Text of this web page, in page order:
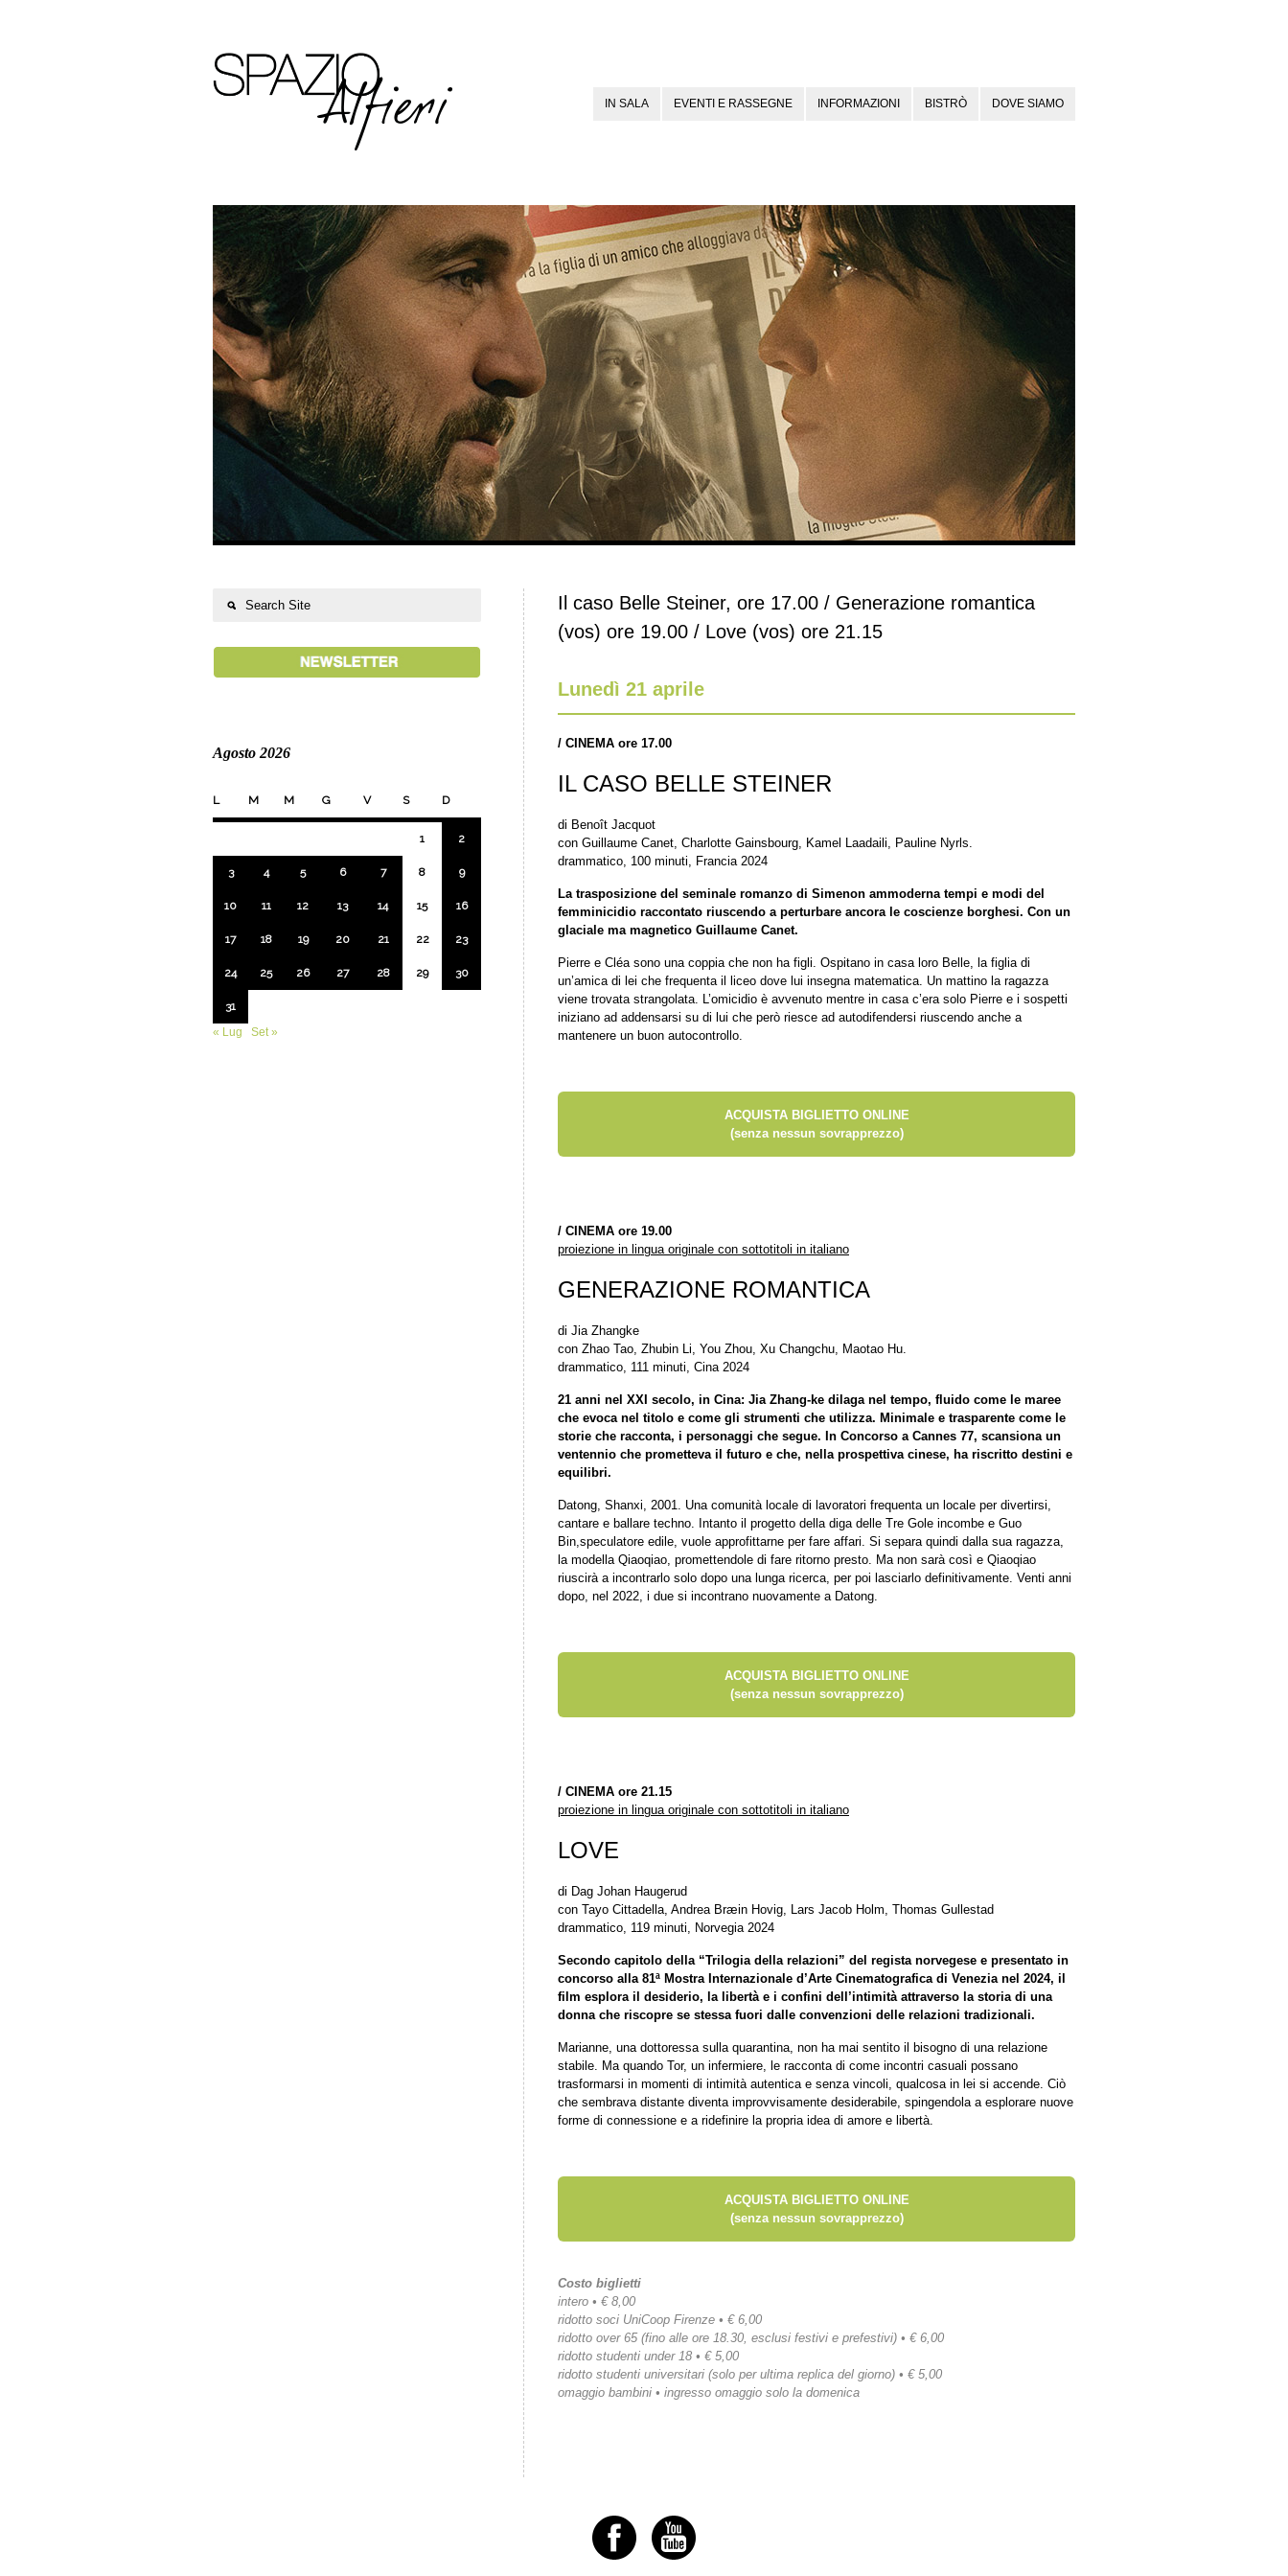
IN SALA EVENTI E RASSEGNE INFORMAZIONI BISTRÒ DOVE SIAMO
Il caso Belle Steiner, ore 17.00 / Generazione romantica
(vos) ore 19.00 / Love (vos) ore 21.15
Lunedì 21 aprile
/ CINEMA ore 17.00
IL CASO BELLE STEINER
di Benoît Jacquot
con Guillaume Canet, Charlotte Gainsbourg, Kamel Laadaili, Pauline Nyrls.
drammatico, 100 minuti, Francia 2024
La trasposizione del seminale romanzo di Simenon ammoderna tempi e modi del
femminicidio raccontato riuscendo a perturbare ancora le coscienze borghesi. Con un
glaciale ma magnetico Guillaume Canet.
Pierre e Cléa sono una coppia che non ha figli. Ospitano in casa loro Belle, la figlia di
un’amica di lei che frequenta il liceo dove lui insegna matematica. Un mattino la ragazza
viene trovata strangolata. L’omicidio è avvenuto mentre in casa c’era solo Pierre e i sospetti
iniziano ad addensarsi su di lui che però riesce ad autodifendersi riuscendo anche a
mantenere un buon autocontrollo.
ACQUISTA BIGLIETTO ONLINE
(senza nessun sovrapprezzo)
/ CINEMA ore 19.00
proiezione in lingua originale con sottotitoli in italiano
GENERAZIONE ROMANTICA
di Jia Zhangke
con Zhao Tao, Zhubin Li, You Zhou, Xu Changchu, Maotao Hu.
drammatico, 111 minuti, Cina 2024
21 anni nel XXI secolo, in Cina: Jia Zhang-ke dilaga nel tempo, fluido come le maree
che evoca nel titolo e come gli strumenti che utilizza. Minimale e trasparente come le
storie che racconta, i personaggi che segue. In Concorso a Cannes 77, scansiona un
ventennio che prometteva il futuro e che, nella prospettiva cinese, ha riscritto destini e
equilibri.
Datong, Shanxi, 2001. Una comunità locale di lavoratori frequenta un locale per divertirsi,
cantare e ballare techno. Intanto il progetto della diga delle Tre Gole incombe e Guo
Bin,speculatore edile, vuole approfittarne per fare affari. Si separa quindi dalla sua ragazza,
la modella Qiaoqiao, promettendole di fare ritorno presto. Ma non sarà così e Qiaoqiao
riuscirà a incontrarlo solo dopo una lunga ricerca, per poi lasciarlo definitivamente. Venti anni
dopo, nel 2022, i due si incontrano nuovamente a Datong.
ACQUISTA BIGLIETTO ONLINE
(senza nessun sovrapprezzo)
/ CINEMA ore 21.15
proiezione in lingua originale con sottotitoli in italiano
LOVE
di Dag Johan Haugerud
con Tayo Cittadella, Andrea Bræin Hovig, Lars Jacob Holm, Thomas Gullestad
drammatico, 119 minuti, Norvegia 2024
Secondo capitolo della “Trilogia della relazioni” del regista norvegese e presentato in
concorso alla 81ª Mostra Internazionale d’Arte Cinematografica di Venezia nel 2024, il
film esplora il desiderio, la libertà e i confini dell’intimità attraverso la storia di una
donna che riscopre se stessa fuori dalle convenzioni delle relazioni tradizionali.
Marianne, una dottoressa sulla quarantina, non ha mai sentito il bisogno di una relazione
stabile. Ma quando Tor, un infermiere, le racconta di come incontri casuali possano
trasformarsi in momenti di intimità autentica e senza vincoli, qualcosa in lei si accende. Ciò
che sembrava distante diventa improvvisamente desiderabile, spingendola a esplorare nuove
forme di connessione e a ridefinire la propria idea di amore e libertà.
ACQUISTA BIGLIETTO ONLINE
(senza nessun sovrapprezzo)
Costo biglietti
intero • € 8,00
ridotto soci UniCoop Firenze • € 6,00
ridotto over 65 (fino alle ore 18.30, esclusi festivi e prefestivi) • € 6,00
ridotto studenti under 18 • € 5,00
ridotto studenti universitari (solo per ultima replica del giorno) • € 5,00
omaggio bambini • ingresso omaggio solo la domenica
Agosto 2026
L M M G V S D
1 2
3 4 5 6 7 8 9
10 11 12 13 14 15 16
17 18 19 20 21 22 23
24 25 26 27 28 29 30
31
« Lug
Set »